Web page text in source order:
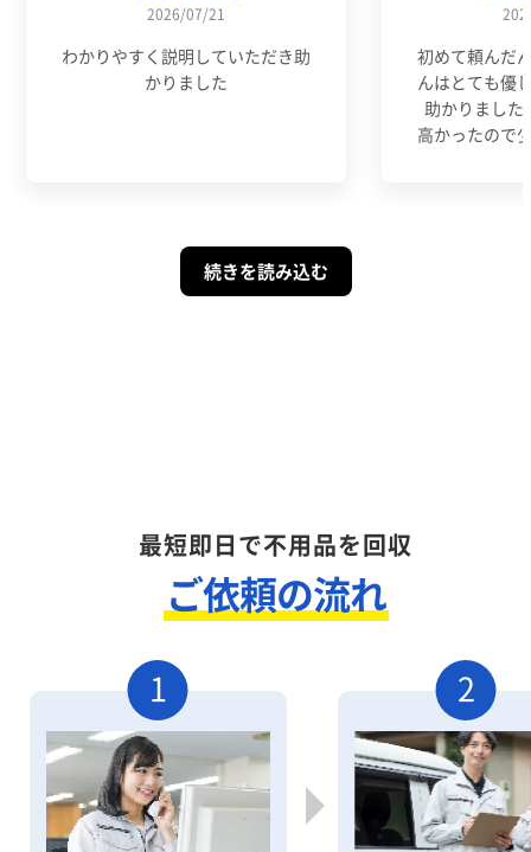
2026/07/21
わかりやすく説明していただき助
かりました
初めて頼んだ
んはとても優
助かりました
高かったので
続きを読み込む
最短即日で不用品を回収
ご依頼の流れ
1 2